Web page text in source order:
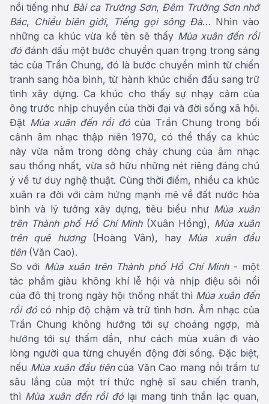
nổi tiếng như Bài ca Trường Sơn, Đêm Trường Sơn nhớ
Bác, Chiều biên giới, Tiếng gọi sông Đà… Nhìn vào
những ca khúc vừa kể tên sẽ thấy Mùa xuân đến rồi
đó đánh dấu một bước chuyển quan trọng trong sáng
tác của Trần Chung, đó là bước chuyển mình từ chiến
tranh sang hòa bình, từ hành khúc chiến đấu sang trữ
tình xây dựng. Ca khúc cho thấy sự nhạy cảm của
ông trước nhịp chuyển của thời đại và đời sống xã hội.
Đặt Mùa xuân đến rồi đócủa Trần Chung trong bối
cảnh âm nhạc thập niên 1970, có thể thấy ca khúc
này vừa nằm trong dòng chảy chung của âm nhạc
sau thống nhất, vừa sở hữu những nét riêng đáng chú
ý về tư duy nghệ thuật. Cùng thời điểm, nhiều ca khúc
xuân ra đời với cảm hứng mạnh mẽ về đất nước hòa
bình và lý tưởng xây dựng, tiêu biểu như Mùa xuân
trên Thành phố Hồ Chí Minh(Xuân Hồng), Mùa xuân
trên quê hương(Hoàng Vân), hay Mùa xuân đầu
tiên(Văn Cao).
So với Mùa xuân trên Thành phố Hồ Chí Minh- một
tác phẩm giàu không khí lễ hội và nhịp điệu sôi nổi
của đô thị trong ngày hội thống nhất thì Mùa xuân đến
rồi đócó nhịp độ chậm và trữ tình hơn. Âm nhạc của
Trần Chung không hướng tới sự choáng ngợp, mà
hướng tới sự thấm dần, như cách mùa xuân đi vào
lòng người qua từng chuyển động đời sống. Đặc biệt,
nếu Mùa xuân đầu tiêncủa Văn Cao mang nỗi trầm tư
sâu lắng của một trí thức nghệ sĩ sau chiến tranh,
thì Mùa xuân đến rồi đólại mang tinh thần lạc quan,